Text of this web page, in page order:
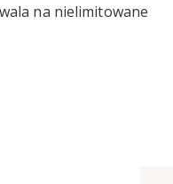
na nielimitowane